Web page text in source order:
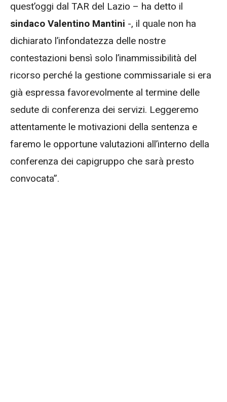
quest’oggi dal TAR del Lazio – ha detto il
sindaco Valentino Mantini -, il quale non ha
dichiarato l’infondatezza delle nostre
contestazioni bensì solo l’inammissibilità del
ricorso perché la gestione commissariale si era
già espressa favorevolmente al termine delle
sedute di conferenza dei servizi. Leggeremo
attentamente le motivazioni della sentenza e
faremo le opportune valutazioni all’interno della
conferenza dei capigruppo che sarà presto
convocata”.